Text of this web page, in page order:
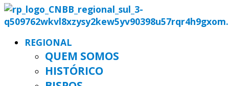
REGIONAL
QUEM SOMOS
HISTÓRICO